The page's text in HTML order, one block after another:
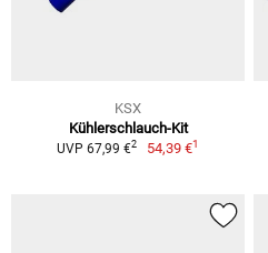
KSX
Kühlerschlauch-Kit
UVP 67,99 €2 54,39 €1